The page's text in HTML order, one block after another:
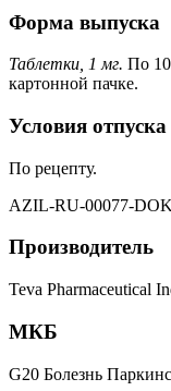
Форма выпуска
Таблетки, 1 мг. По 10
картонной пачке.
Условия отпуска
По рецепту.
AZIL-RU-00077-
Производитель
Teva Pharmaceutical
МКБ
G20 Болезнь